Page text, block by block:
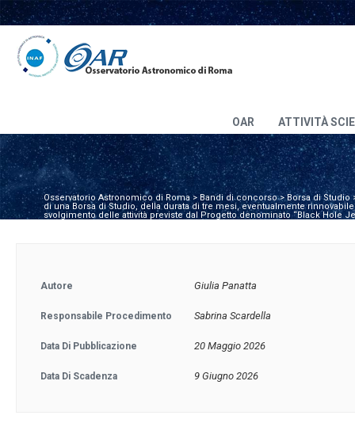
OAR ATTIVITÀ
Osservatorio Astronomico di Roma>Bandi di concorso>Borsa di Studio
di una Borsa di Studio, della durata di tre mesi, eventualmente
svolgimento delle attività previste dal Progetto denominato “Black Hole
Autore Giulia Panatta
Responsabile Procedimento Sabrina Scardella
Data Di Pubblicazione 20 Maggio 2026
Data Di Scadenza 9 Giugno 2026